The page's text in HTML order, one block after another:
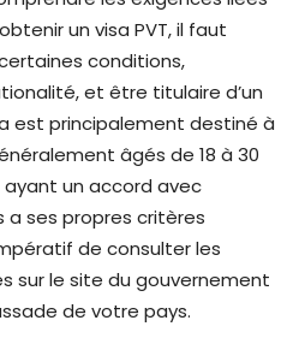
un visa PVT, il faut
conditions,
et être titulaire d’un
est principalement destiné à
âgés de 18 à 30
ayant un accord avec
a ses propres critères
de consulter les
sur le site du gouvernement
de votre pays.